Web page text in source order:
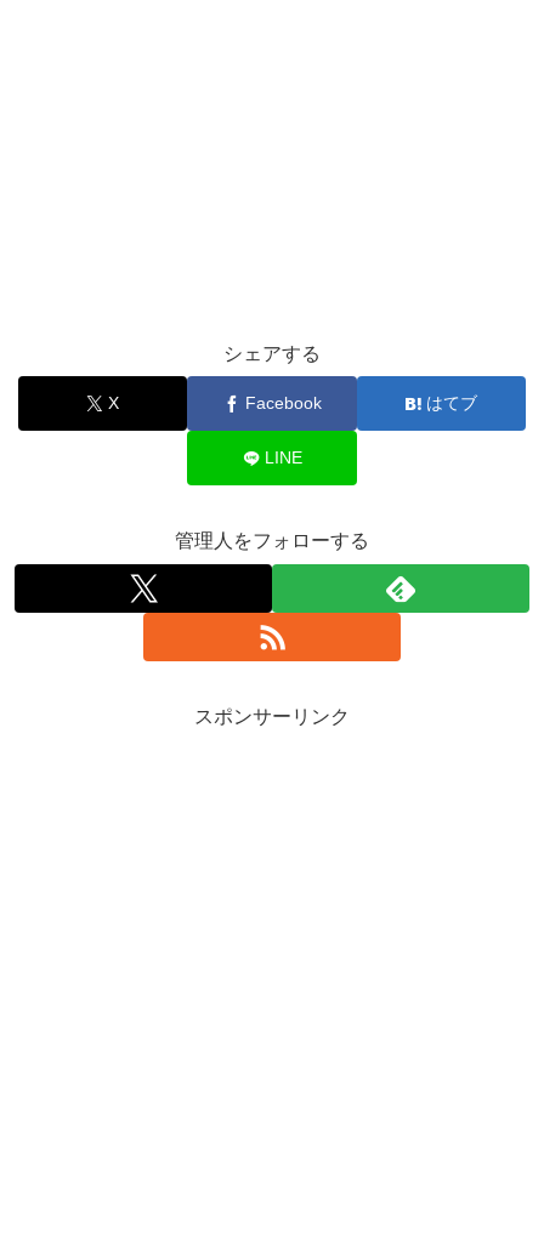
シェアする
X Facebook はてブ
LINE
管理人をフォローする
スポンサーリンク